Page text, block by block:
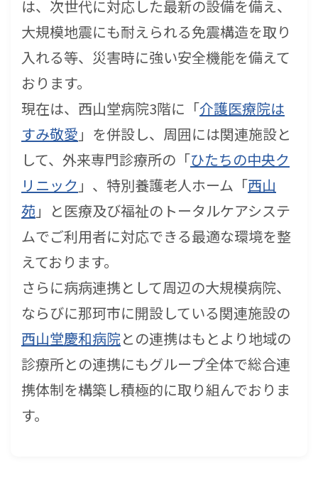
は、次世代に対応した最新の設備を備え、
大規模地震にも耐えられる免震構造を取り
入れる等、災害時に強い安全機能を備えて
おります。
現在は、西山堂病院3階に「介護医療院は
すみ敬愛 」を併設し、周囲には関連施設と
して、外来専門診療所の「ひたちの中央ク
リニック 」、特別養護老人ホーム「西山
苑」と医療及び福祉のトータルケアシステ
ムでご利用者に対応できる最適な環境を整
えております。
さらに病病連携として周辺の大規模病院、
ならびに那珂市に開設している関連施設の
西山堂慶和病院との連携はもとより地域の
診療所との連携にもグループ全体で総合連
携体制を構築し積極的に取り組んでおりま
す。